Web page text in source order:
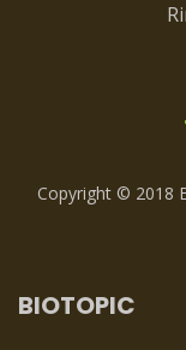
Copyright © 2018
BIOTOPIC